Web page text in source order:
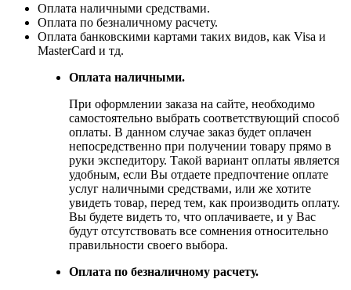
Оплата наличными средствами.
Оплата по безналичному расчету.
Оплата банковскими картами таких видов, как Visa и
MasterCard и тд.
Оплата наличными.
При оформлении заказа на сайте, необходимо
самостоятельно выбрать соответствующий способ
оплаты. В данном случае заказ будет оплачен
непосредственно при получении товару прямо в
руки экспедитору. Такой вариант оплаты является
удобным, если Вы отдаете предпочтение оплате
услуг наличными средствами, или же хотите
увидеть товар, перед тем, как производить оплату.
Вы будете видеть то, что оплачиваете, и у Вас
будут отсутствовать все сомнения относительно
правильности своего выбора.
Оплата по безналичному расчету.